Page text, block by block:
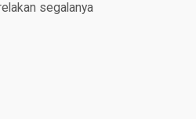
segalanya